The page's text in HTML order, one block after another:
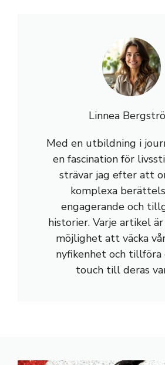
Linnea
Med en utbildning i
en fascination för
strävar jag efter att
komplexa
engagerande och
historier. Varje artikel
möjlighet att väcka
nyfikenhet och tillföra
touch till deras